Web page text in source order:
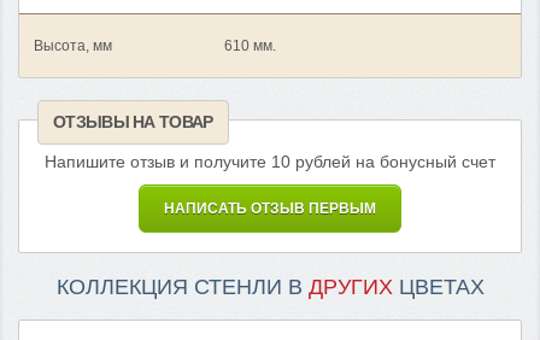
Высота, мм 610 мм.
ОТЗЫВЫ НА ТОВАР
Напишите отзыв и получите 10 рублей на бонусный счет
НАПИСАТЬ ОТЗЫВ ПЕРВЫМ
КОЛЛЕКЦИЯ СТЕНЛИ В ДРУГИХ ЦВЕТАХ